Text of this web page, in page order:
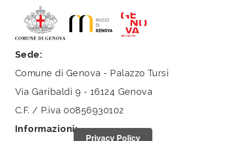
Sede:
Comune di Genova - Palazzo Tursi
Via Garibaldi 9 - 16124 Genova
C.F. / P.iva 00856930102
Informazioni:
Privacy Policy